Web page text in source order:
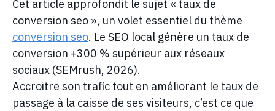
Cet article approfondit le sujet « taux de
conversion seo », un volet essentiel du thème
conversion seo. Le SEO local génère un taux de
conversion +300 % supérieur aux réseaux
sociaux (SEMrush, 2026).
Accroitre son trafic tout en améliorant le taux de
passage à la caisse de ses visiteurs, c’est ce que